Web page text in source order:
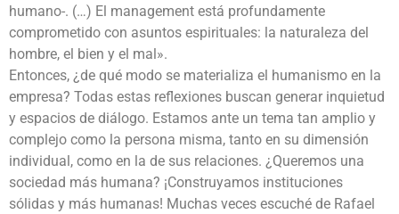
humano-. (…) El management está profundamente
comprometido con asuntos espirituales: la naturaleza del
hombre, el bien y el mal».
Entonces, ¿de qué modo se materializa el humanismo en la
empresa? Todas estas reflexiones buscan generar inquietud
y espacios de diálogo. Estamos ante un tema tan amplio y
complejo como la persona misma, tanto en su dimensión
individual, como en la de sus relaciones. ¿Queremos una
sociedad más humana? ¡Construyamos instituciones
sólidas y más humanas! Muchas veces escuché de Rafael